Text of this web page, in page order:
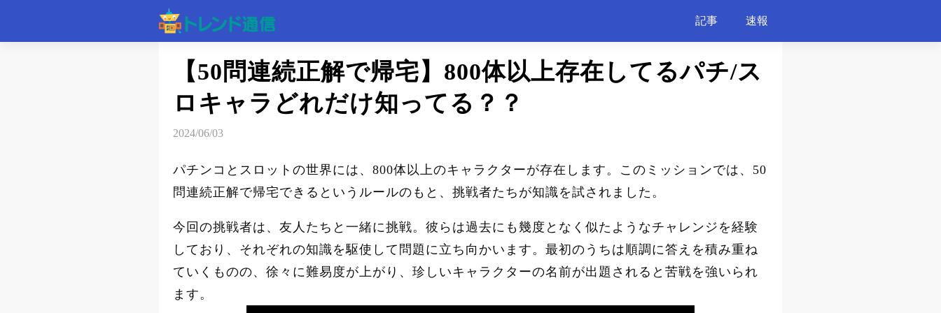
記事 速報
【50問連続正解で帰宅】800体以上存在してるパチ/ス
ロキャラどれだけ知ってる？？
2024/06/03
パチンコとスロットの世界には、800体以上のキャラクターが存在します。このミッションでは、50
問連続正解で帰宅できるというルールのもと、挑戦者たちが知識を試されました。
今回の挑戦者は、友人たちと一緒に挑戦。彼らは過去にも幾度となく似たようなチャレンジを経験
しており、それぞれの知識を駆使して問題に立ち向かいます。最初のうちは順調に答えを積み重ね
ていくものの、徐々に難易度が上がり、珍しいキャラクターの名前が出題されると苦戦を強いられ
ます。
記事
速報